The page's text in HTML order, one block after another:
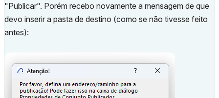
"Publicar". Porém recebo novamente a mensagem de que
devo inserir a pasta de destino (como se não tivesse feito
antes):